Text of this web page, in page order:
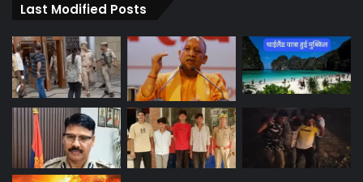
Last Modified Posts